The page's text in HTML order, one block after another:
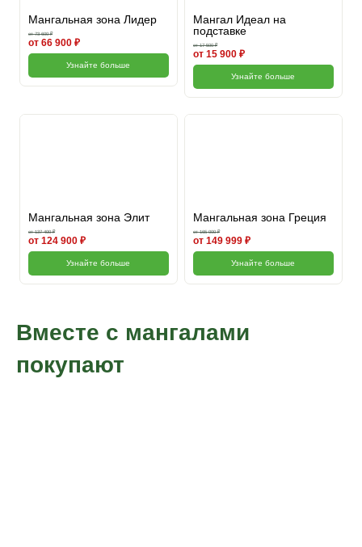
Мангальная зона Лидер
от 73 600 ₽
от 66 900 ₽
Узнайте больше
Мангал Идеал на
подставке
от 17 500 ₽
от 15 900 ₽
Узнайте больше
Мангальная зона Элит
от 137 400 ₽
от 124 900 ₽
Узнайте больше
Мангальная зона Греция
от 165 000 ₽
от 149 999 ₽
Узнайте больше
Вместе с мангалами
покупают